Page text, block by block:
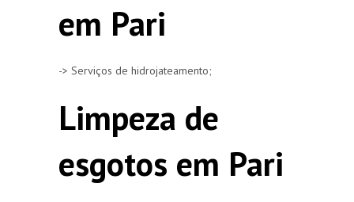
em Pari
-> Serviços de hidrojateamento;
Limpeza de
esgotos em Pari